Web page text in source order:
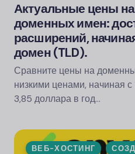
Актуальные цены
доменных имен:
расширений,
домен (TLD).
Сравните цены на
низкими ценами, начиная
3,85 доллара в год…
ВЕБ-ХОСТИНГ